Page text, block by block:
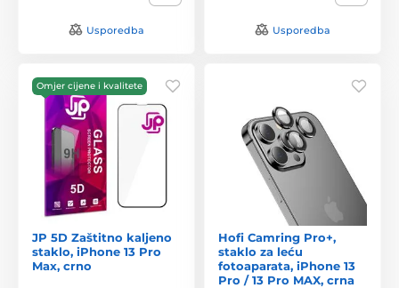
Usporedba Usporedba
Omjer cijene i kvalitete
JP 5D Zaštitno kaljeno
staklo, iPhone 13 Pro
Max, crno
Hofi Camring Pro+,
staklo za leću
fotoaparata, iPhone 13
Pro / 13 Pro MAX, crna